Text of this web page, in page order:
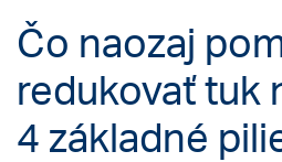
Čo naozaj
redukovať tuk
4 základné